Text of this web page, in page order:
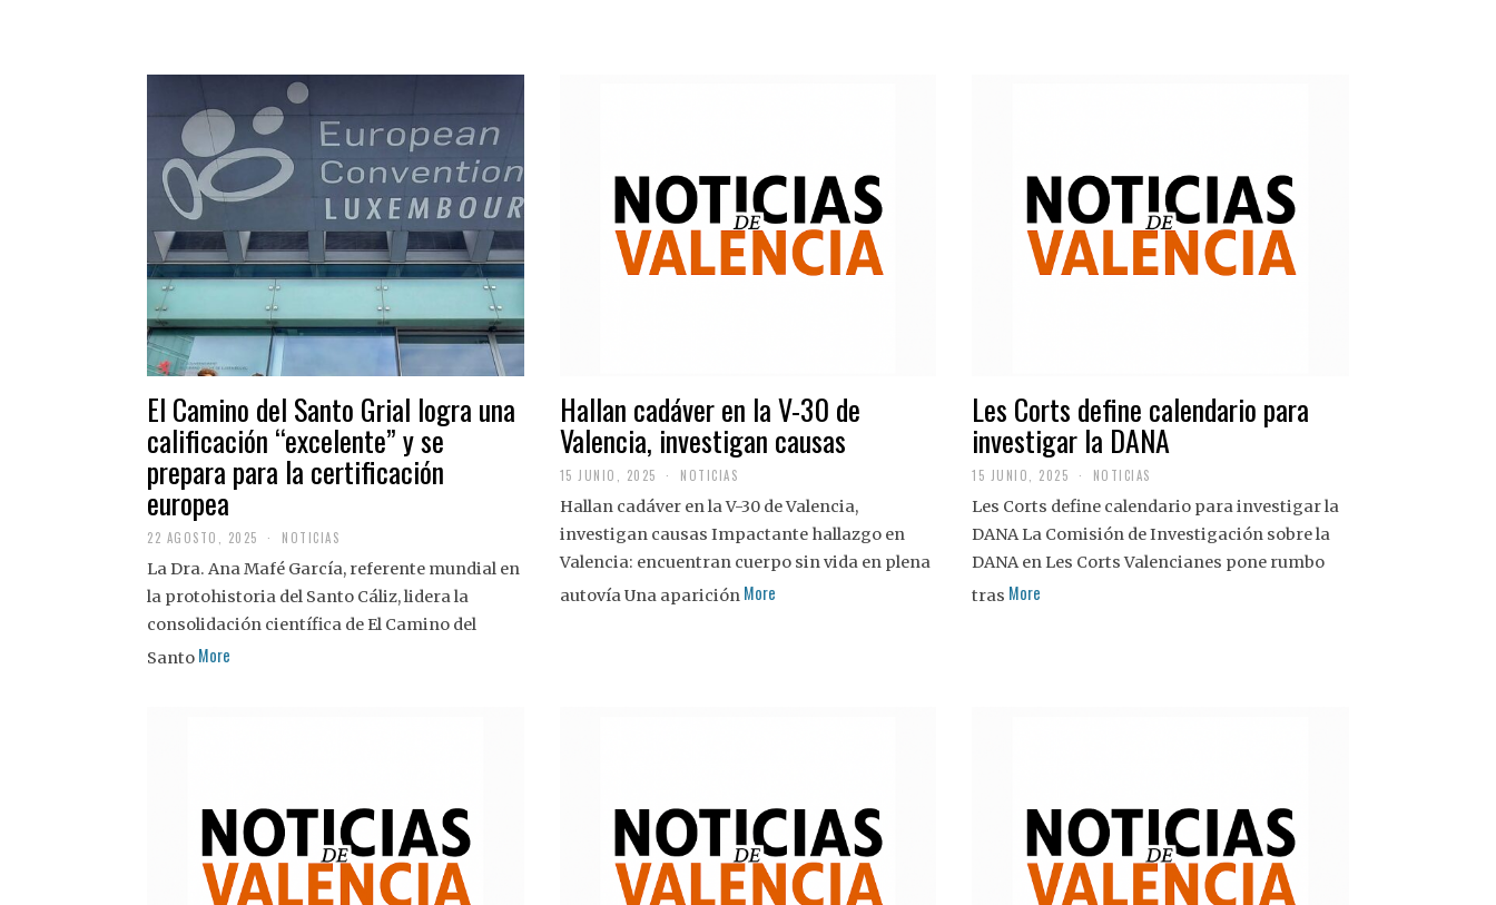
El Camino del Santo Grial logra una
calificación “excelente” y se
prepara para la certificación
europea
22 AGOSTO, 2025
A
G
O
S
NOTICIAS
La Dra. Ana Mafé García, referente mundial en
la protohistoria del Santo Cáliz, lidera la
consolidación científica de El Camino del
Santo More
Hallan cadáver en la V-30 de
Valencia, investigan causas
15 JUNIO, 2025 NOTICIAS
Hallan cadáver en la V-30 de Valencia,
investigan causas Impactante hallazgo en
Valencia: encuentran cuerpo sin vida en plena
autovía Una aparición More
Les Corts define calendario para
investigar la DANA
15 JUNIO, 2025 NOTICIAS
Les Corts define calendario para investigar la
DANA La Comisión de Investigación sobre la
DANA en Les Corts Valencianes pone rumbo
tras More